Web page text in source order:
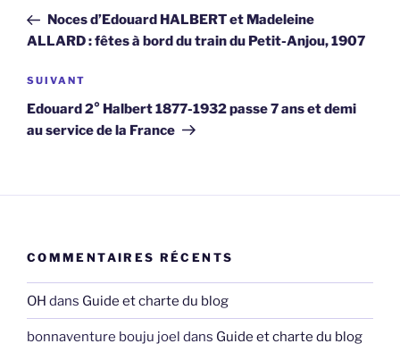
l’article
précédent
Noces d’Edouard HALBERT et Madeleine
ALLARD : fêtes à bord du train du Petit-Anjou, 1907
Article
suivant
SUIVANT
Edouard 2° Halbert 1877-1932 passe 7 ans et demi
au service de la France
COMMENTAIRES RÉCENTS
OH dans Guide et charte du blog
bonnaventure bouju joel dans Guide et charte du blog